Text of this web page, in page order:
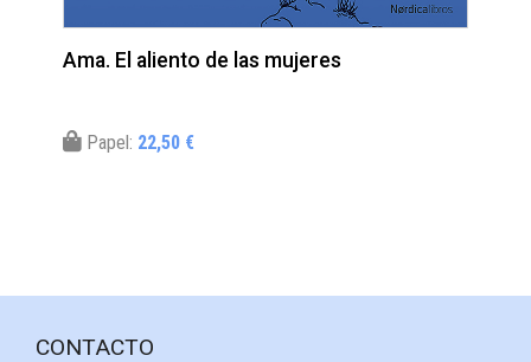
Ama. El aliento de las mujeres
Papel: 22,50 €
CONTACTO